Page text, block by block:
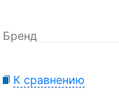
Бренд
К сравнению